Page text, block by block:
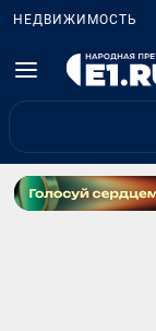
НЕДВИЖИМОСТЬ